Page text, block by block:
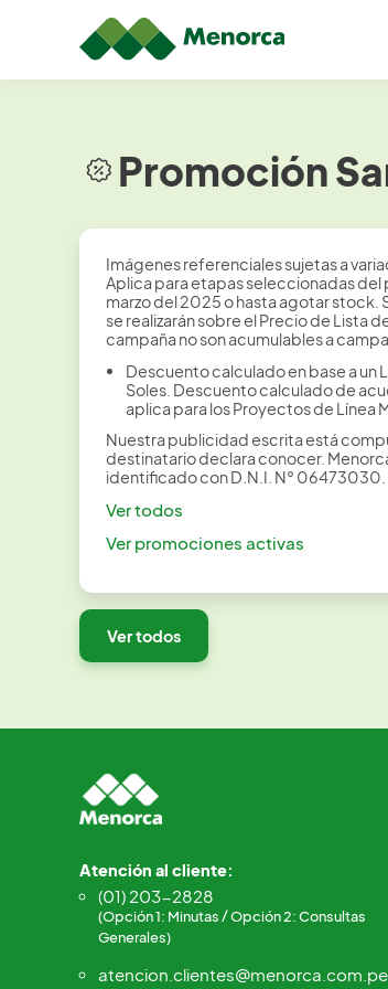
Promoción
Imágenes referenciales sujetas a
Aplica para etapas seleccionadas del
marzo del 2025 o hasta agotar stock.
se realizarán sobre el Precio de Lista
campaña no son acumulables a
Descuento calculado en base a
Soles. Descuento calculado de
aplica para los Proyectos de Línea
Nuestra publicidad escrita está
destinatario declara conocer.
identificado con D.N.I. N° 06473030.
Ver todos
Ver promociones activas
Ver todos
Atención al cliente:
(01) 203-2828
(Opción 1: Minutas / Opción 2: Consultas
Generales)
atencion.clientes@menorca.com.pe